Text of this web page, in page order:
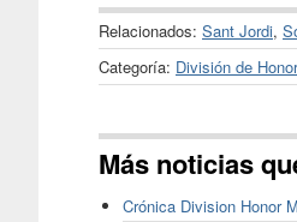
Relacionados: Sant Jordi,
Categoría: División de
Más noticias
Crónica Division Honor